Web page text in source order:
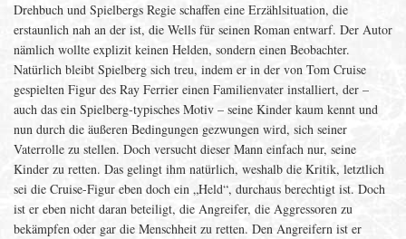
Drehbuch und Spielbergs Regie schaffen eine Erzählsituation, die
erstaunlich nah an der ist, die Wells für seinen Roman entwarf. Der Autor
nämlich wollte explizit keinen Helden, sondern einen Beobachter.
Natürlich bleibt Spielberg sich treu, indem er in der von Tom Cruise
gespielten Figur des Ray Ferrier einen Familienvater installiert, der –
auch das ein Spielberg-typisches Motiv – seine Kinder kaum kennt und
nun durch die äußeren Bedingungen gezwungen wird, sich seiner
Vaterrolle zu stellen. Doch versucht dieser Mann einfach nur, seine
Kinder zu retten. Das gelingt ihm natürlich, weshalb die Kritik, letztlich
sei die Cruise-Figur eben doch ein „Held“, durchaus berechtigt ist. Doch
ist er eben nicht daran beteiligt, die Angreifer, die Aggressoren zu
bekämpfen oder gar die Menschheit zu retten. Den Angreifern ist er